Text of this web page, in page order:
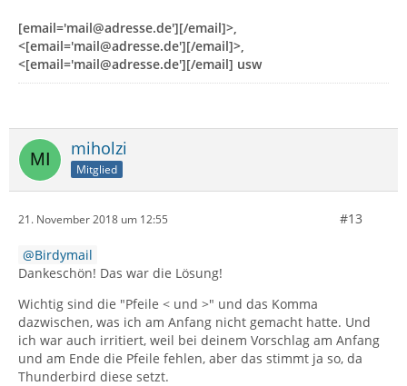
[email='mail@adresse.de'][/email]>,
<[email='mail@adresse.de'][/email]>,
<[email='mail@adresse.de'][/email] usw
miholzi
Mitglied
21. November 2018 um 12:55 #13
Birdymail
Dankeschön! Das war die Lösung!
Wichtig sind die "Pfeile < und >" und das Komma
dazwischen, was ich am Anfang nicht gemacht hatte. Und
ich war auch irritiert, weil bei deinem Vorschlag am Anfang
und am Ende die Pfeile fehlen, aber das stimmt ja so, da
Thunderbird diese setzt.